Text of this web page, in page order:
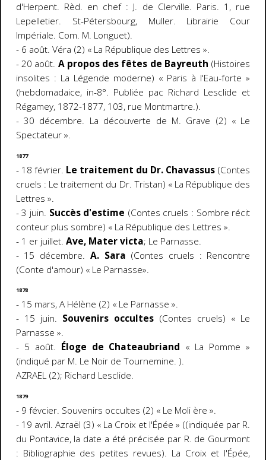
d'Herpent. Rèd. en chef : J. de Clerville. Paris. 1, rue
Lepelletier. St-Pétersbourg, Muller. Librairie Cour
Impériale. Com. M. Longuet).
- 6 août. Véra (2) « La République des Lettres ».
- 20 août. A propos des fêtes de Bayreuth (Histoires
insolites : La Légende moderne) « Paris à l'Eau-forte »
(hebdomadaice, in-8°. Publiée pac Richard Lesclide et
Régamey, 1872-1877, 103, rue Montmartre.).
- 30 décembre. La découverte de M. Grave (2) « Le
Spectateur ».
1877
- 18 février. Le traitement du Dr. Chavassus (Contes
cruels : Le traitement du Dr. Tristan) « La République des
Lettres ».
- 3 juin. Succès d'estime (Contes cruels : Sombre récit
conteur plus sombre) « La République des Lettres ».
- 1 er juillet. Ave, Mater victa; Le Parnasse.
- 15 décembre. A. Sara (Contes cruels : Rencontre
(Conte d'amour) « Le Parnasse».
1878
- 15 mars, A Hélène (2) « Le Parnasse ».
- 15 juin. Souvenirs occultes (Contes cruels) « Le
Parnasse ».
- 5 août. Éloge de Chateaubriand « La Pomme »
(indiqué par M. Le Noir de Tournemine. ).
AZRAEL (2); Richard Lesclide.
1879
- 9 févcier. Souvenirs occultes (2) « Le Moli ère ».
- 19 avril. Azraël (3) « La Croix et l'Épée » ((indiquée par R.
du Pontavice, la date a été précisée par R. de Gourmont
: Bibliographie des petites revues). La Croix et l'Épée,